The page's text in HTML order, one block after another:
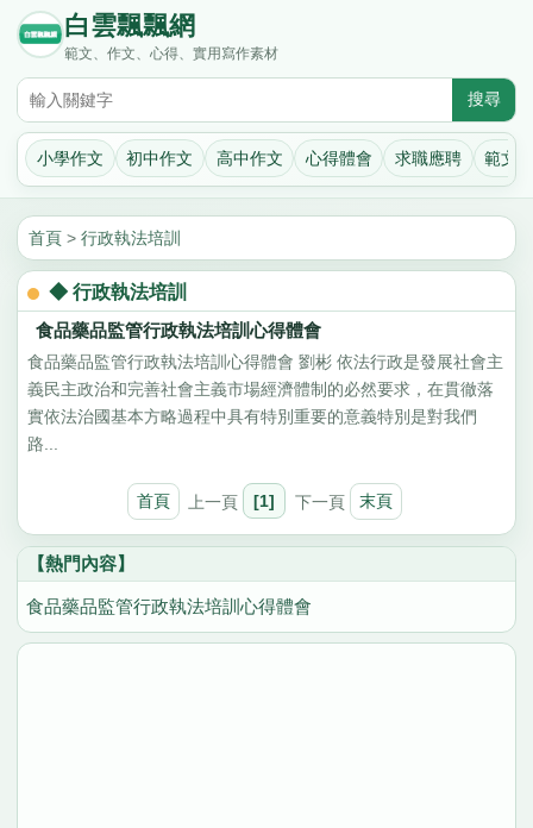
白雲飄飄網
範文、作文、心得、實用寫作素材
小學作文 初中作文 高中作文 心得體會 求職應聘 範文
首頁 >行政執法培訓
◆ 行政執法培訓
食品藥品監管行政執法培訓心得體會
食品藥品監管行政執法培訓心得體會 劉彬 依法行政是發展社會主
義民主政治和完善社會主義市場經濟體制的必然要求，在貫徹落
實依法治國基本方略過程中具有特別重要的意義特別是對我們
路...
首頁 上一頁 [1] 下一頁 末頁
【熱門內容】
食品藥品監管行政執法培訓心得體會